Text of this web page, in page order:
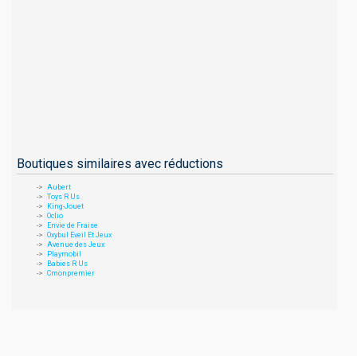
Boutiques similaires avec réductions
Aubert
Toys R Us
King-Jouet
Oclio
Envie de Fraise
Oxybul Eveil Et Jeux
Avenue des Jeux
Playmobil
Babies R Us
Cmonpremier